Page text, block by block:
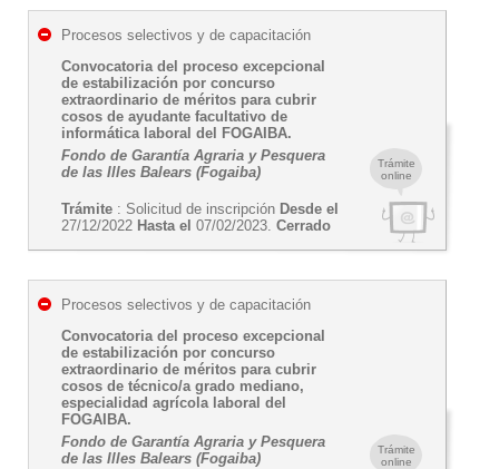
Trámite
online
Procesos selectivos y de capacitación
Convocatoria del proceso excepcional
de estabilización por concurso
extraordinario de méritos para cubrir
cosos de ayudante facultativo de
informática laboral del FOGAIBA.
Fondo de Garantía Agraria y Pesquera
de las Illes Balears (Fogaiba)
Trámite : Solicitud de inscripción Desde el
27/12/2022 Hasta el 07/02/2023. Cerrado
Trámite
online
Procesos selectivos y de capacitación
Convocatoria del proceso excepcional
de estabilización por concurso
extraordinario de méritos para cubrir
cosos de técnico/a grado mediano,
especialidad agrícola laboral del
FOGAIBA.
Fondo de Garantía Agraria y Pesquera
de las Illes Balears (Fogaiba)